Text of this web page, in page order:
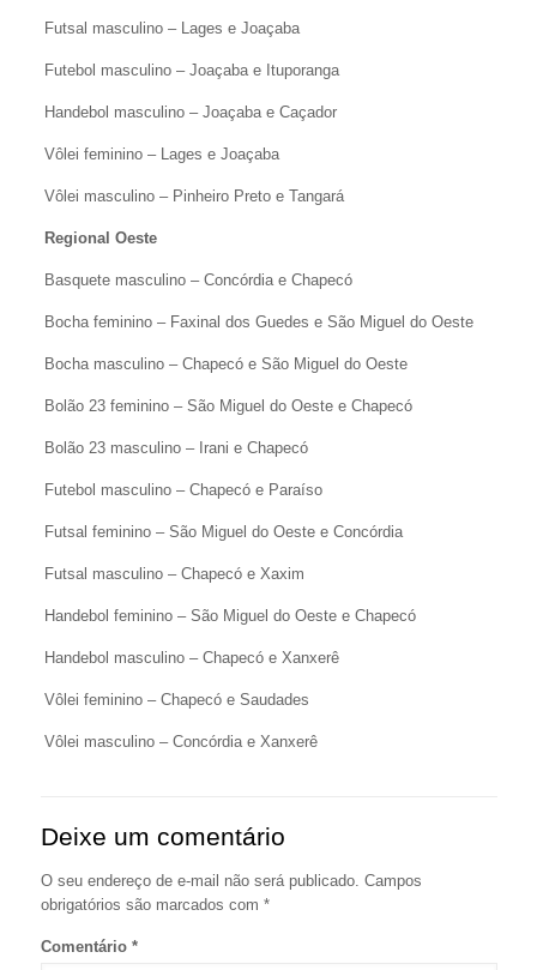
Futsal masculino – Lages e Joaçaba
Futebol masculino – Joaçaba e Ituporanga
Handebol masculino – Joaçaba e Caçador
Vôlei feminino – Lages e Joaçaba
Vôlei masculino – Pinheiro Preto e Tangará
Regional Oeste
Basquete masculino – Concórdia e Chapecó
Bocha feminino – Faxinal dos Guedes e São Miguel do Oeste
Bocha masculino – Chapecó e São Miguel do Oeste
Bolão 23 feminino – São Miguel do Oeste e Chapecó
Bolão 23 masculino – Irani e Chapecó
Futebol masculino – Chapecó e Paraíso
Futsal feminino – São Miguel do Oeste e Concórdia
Futsal masculino – Chapecó e Xaxim
Handebol feminino – São Miguel do Oeste e Chapecó
Handebol masculino – Chapecó e Xanxerê
Vôlei feminino – Chapecó e Saudades
Vôlei masculino – Concórdia e Xanxerê
Deixe um comentário
O seu endereço de e-mail não será publicado. Campos
obrigatórios são marcados com *
Comentário *